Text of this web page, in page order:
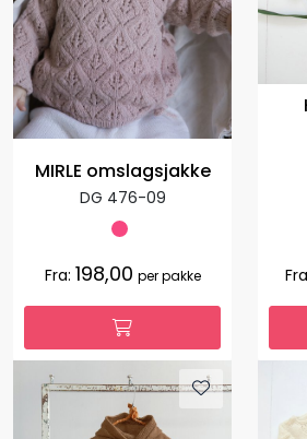
MIRLE omslagsjakke
DG 476-09
Fra: 198,00 per pakke